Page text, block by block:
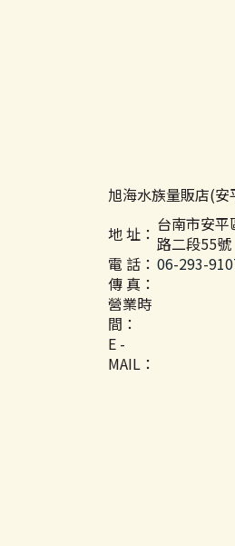
旭海水族量販店(安
地 址： 台南市安平
路二段55號
電 話： 06-293-
傳 真：
營業時
間：
E -
MAIL：